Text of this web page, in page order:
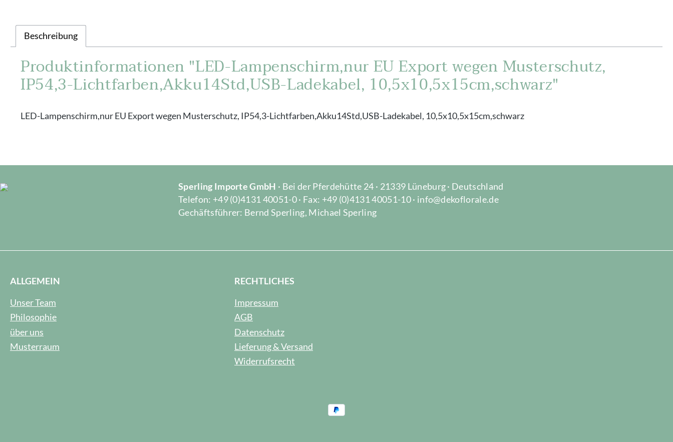
Beschreibung
Produktinformationen "LED-Lampenschirm,nur EU Export wegen Musterschutz,
IP54,3-Lichtfarben,Akku14Std,USB-Ladekabel, 10,5x10,5x15cm,schwarz"
LED-Lampenschirm,nur EU Export wegen Musterschutz, IP54,3-Lichtfarben,Akku14Std,USB-Ladekabel, 10,5x10,5x15cm,schwarz
Sperling Importe GmbH · Bei der Pferdehütte 24 · 21339 Lüneburg · Deutschland
Telefon: +49 (0)4131 40051-0 · Fax: +49 (0)4131 40051-10 · info@dekoflorale.de
Gechäftsführer: Bernd Sperling, Michael Sperling
ALLGEMEIN
Unser Team
Philosophie
über uns
Musterraum
RECHTLICHES
Impressum
AGB
Datenschutz
Lieferung & Versand
Widerrufsrecht